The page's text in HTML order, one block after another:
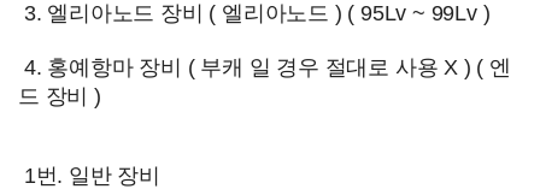
3. 엘리아노드 장비 ( 엘리아노드 ) ( 95Lv ~ 99Lv )
4. 홍예항마 장비 ( 부캐 일 경우 절대로 사용 X ) ( 엔
드 장비 )
1번. 일반 장비